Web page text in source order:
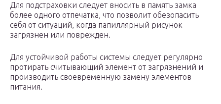
Для подстраховки следует вносить в память замка
более одного отпечатка, что позволит обезопасить
себя от ситуаций, когда папиллярный рисунок
загрязнен или поврежден.
Для устойчивой работы системы следует регулярно
протирать считывающий элемент от загрязнений и
производить своевременную замену элементов
питания.